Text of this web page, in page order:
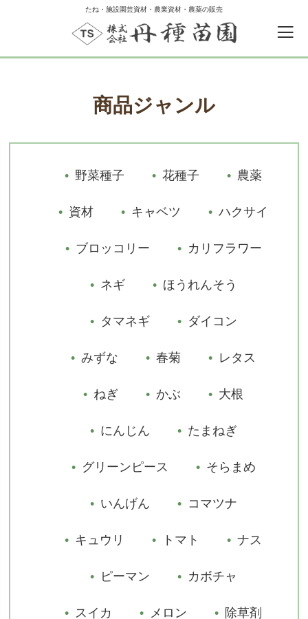
たね・施設園芸資材・農業資材・農薬の販売
カートの中 0
商品ジャンル
野菜種子 花種子 農薬
資材 キャベツ ハクサイ
ブロッコリー カリフラワー
ネギ ほうれんそう
タマネギ ダイコン
みずな 春菊 レタス
ねぎ かぶ 大根
にんじん たまねぎ
グリーンピース そらまめ
いんげん コマツナ
キュウリ トマト ナス
ピーマン カボチャ
スイカ メロン 除草剤